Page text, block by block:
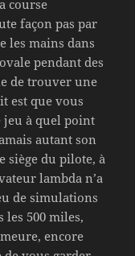
course
façon pas par
les mains dans
pendant des
de trouver une
est que vous
jeu à quel point
autant son
siège du pilote, à
lambda n’a
de simulations
les 500 miles,
encore